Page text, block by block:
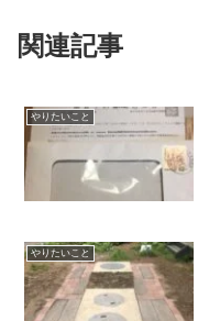
関連記事
やりたいこと
やりたいこと